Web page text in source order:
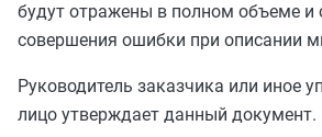
будут отражены в полном объеме и
совершения ошибки при описании
Руководитель заказчика или иное
лицо утверждает данный документ.